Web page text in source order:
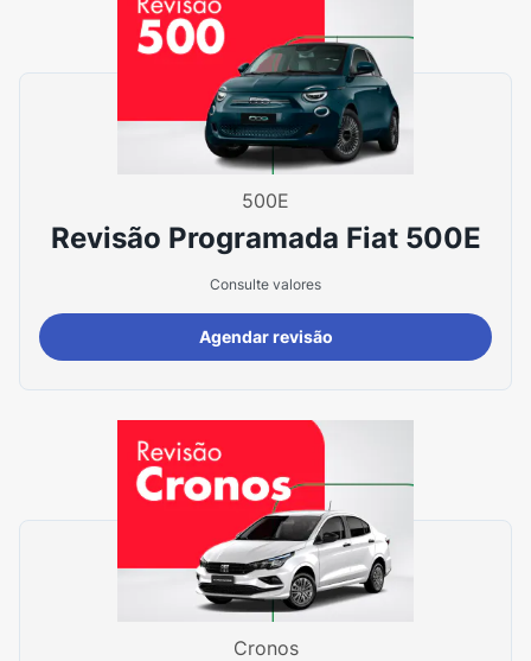
500E
Revisão Programada Fiat 500E
Consulte valores
Agendar revisão
Cronos